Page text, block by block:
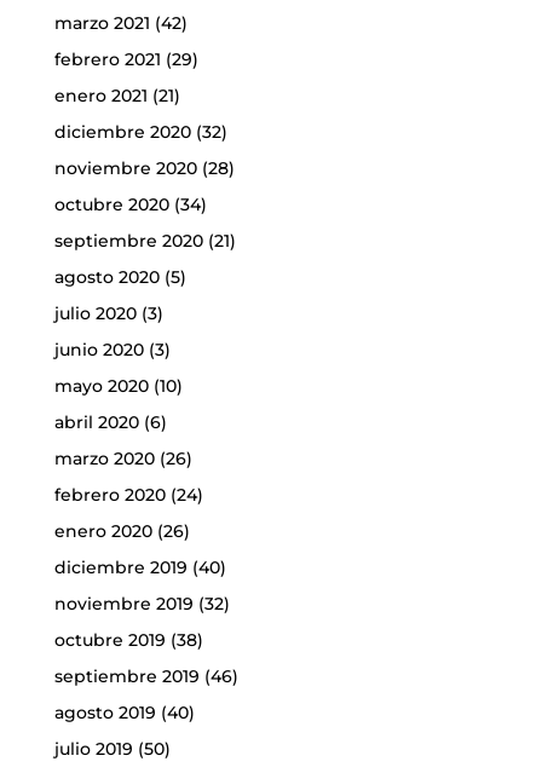
marzo 2021 (42)
febrero 2021 (29)
enero 2021 (21)
diciembre 2020(32)
noviembre 2020(28)
octubre 2020(34)
septiembre 2020(21)
agosto 2020(5)
julio 2020(3)
junio 2020(3)
mayo 2020(10)
abril 2020(6)
marzo 2020(26)
febrero 2020(24)
enero 2020(26)
diciembre 2019 (40)
noviembre 2019 (32)
octubre 2019 (38)
septiembre 2019 (46)
agosto 2019 (40)
julio 2019 (50)